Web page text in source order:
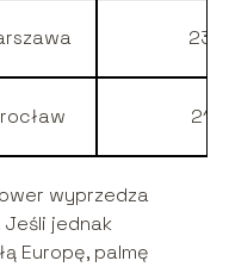
237
212
wyprzedza
Jeśli jednak
Europę, palmę